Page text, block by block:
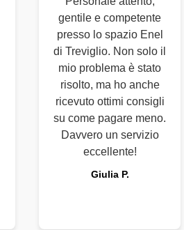
gentile e competente
presso lo spazio Enel
di Treviglio. Non solo il
mio problema è stato
risolto, ma ho anche
ricevuto ottimi consigli
su come pagare meno.
Davvero un servizio
eccellente!
Giulia P.